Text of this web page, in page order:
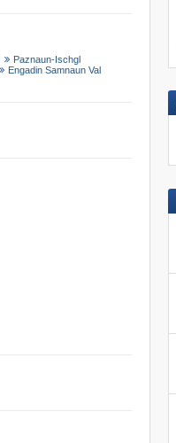
Paznaun-Ischgl
Engadin Samnaun Val